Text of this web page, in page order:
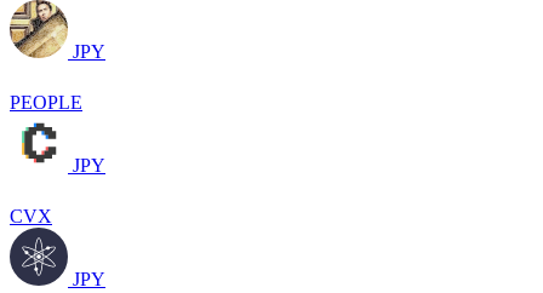
JPY
PEOPLE
JPY
CVX
JPY